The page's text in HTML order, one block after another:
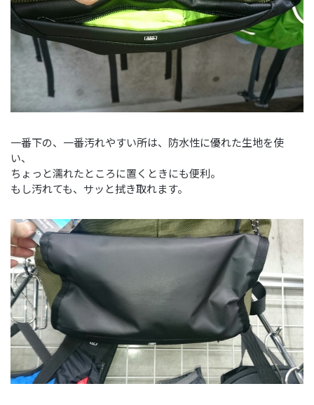
一番下の、一番汚れやすい所は、防水性に優れた生地を使
い、
ちょっと濡れたところに置くときにも便利。
もし汚れても、サッと拭き取れます。